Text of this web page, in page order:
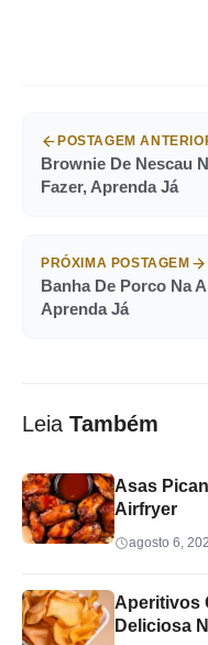
POSTAGEM
Brownie De Nescau
Fazer, Aprenda Já
PRÓXIMA POSTAGEM
Banha De Porco Na
Aprenda Já
Leia Também
Asas
Airfryer
agosto 6,
Aperitivos
Deliciosa